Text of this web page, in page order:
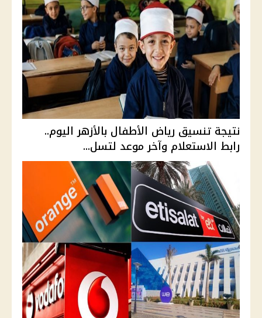
نتيجة تنسيق رياض الأطفال بالأزهر اليوم..
رابط الاستعلام وآخر موعد لتسل...